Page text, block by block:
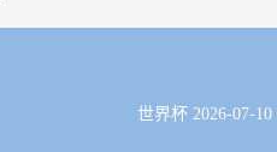
世界杯 2026-07-10